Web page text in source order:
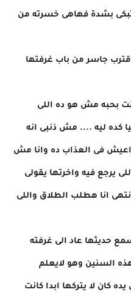
بشدة فهاهى خسرته من
جاسر من باب غرفتها
بحبه مش هو ده اللى
كده ليه .... مش ذنبى انه
اعيش فى العذاب ده وانا مش
يرجع فيه واخرتها يقولى
انا هطلب الطلاق واللى
حديثها عاد الى غرفته
السنين وهو لايعلم
كان لا يتركها ابدا كانت